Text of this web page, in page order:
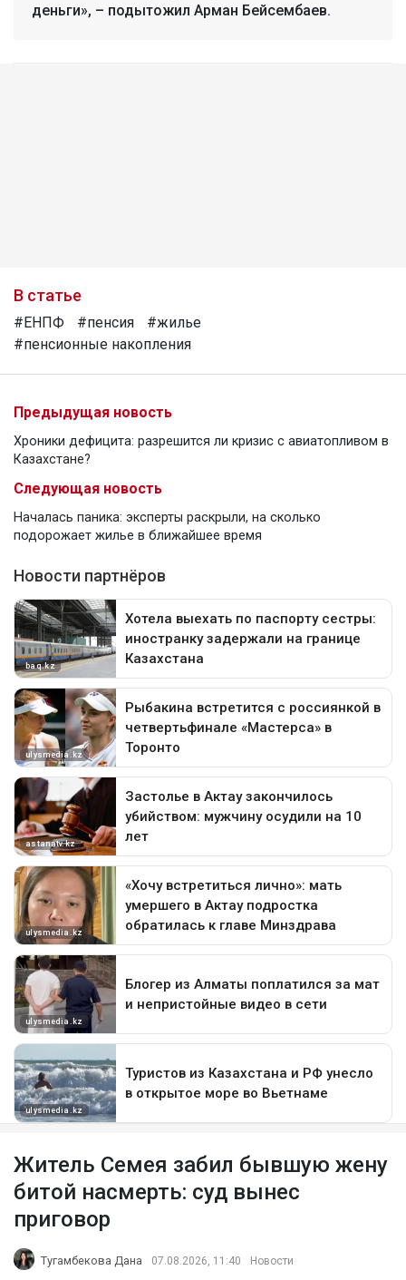
деньги», – подытожил Арман Бейсембаев.
В статье
#ЕНПФ #пенсия
#жилье
#пенсионные накопления
Предыдущая новость
Хроники дефицита: разрешится ли кризис с авиатопливом в
Казахстане?
Следующая новость
Началась паника: эксперты раскрыли, на сколько
подорожает жилье в ближайшее время
Житель Семея забил бывшую жену
битой насмерть: суд вынес
приговор
Тугамбекова Дана 07.08.2026, 11:40 Новости